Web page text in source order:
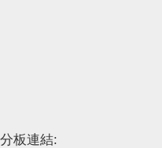
分板連結: